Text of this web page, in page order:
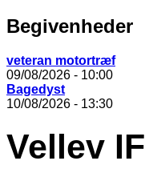
Begivenheder
veteran motortræf
09/08/2026 - 10:00
Bagedyst
10/08/2026 - 13:30
Vellev IF